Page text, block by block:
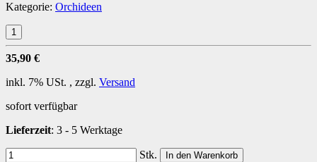
Kategorie: Orchideen
35,90 €
inkl. 7% USt. , zzgl. Versand
sofort verfügbar
Lieferzeit: 3 - 5 Werktage
Stk. In den Warenkorb